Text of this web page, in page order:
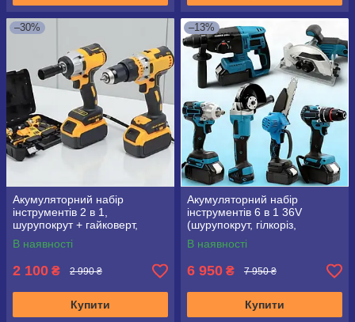
–30%
Акумуляторний набір
інструментів 2 в 1,
шурупокрут + гайковерт,
36V/5.0Ah
В наявності
2 100 ₴ 2 990 ₴
Купити
–13%
Акумуляторний набір
інструментів 6 в 1 36V
(шурупокрут, гілкоріз,
болгарка, перфоратор,
гайковерт, циркулярна пила)
В наявності
6 950 ₴ 7 950 ₴
Купити